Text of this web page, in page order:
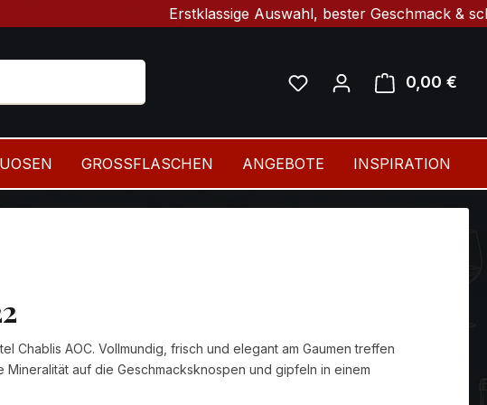
Erstklassige Auswahl, bester Geschmack &
0,00 €
GROSSFLASCHEN ANGEBOTE INSPIRATION
Chablis AOC. Vollmundig, frisch und elegant am Gaumen treffen
auf die Geschmacksknospen und gipfeln in einem